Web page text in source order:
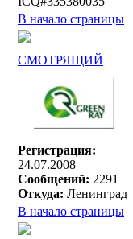
В начало страницы
СМОТРЯЩИЙ
Регистрация:
24.07.2008
Сообщений: 2291
Откуда: Ленинград
В начало страницы